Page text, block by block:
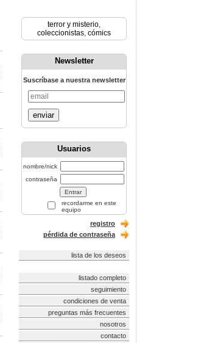
terror y misterio,
coleccionistas, cómics
Newsletter
Suscríbase a nuestra newsletter
enviar
Usuarios
nombre/nick
contraseña
recordarme en este
equipo
registro
pérdida de contraseña
lista de los deseos
listado completo
seguimiento
condiciones de venta
preguntas más frecuentes
nosotros
contacto